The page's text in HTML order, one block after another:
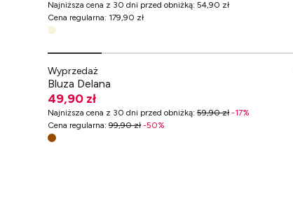
Najniższa cena z 30 dni przed obniżką: 54,90 zł
Cena regularna: 179,90 zł
Wyprzedaż
Bluza Delana
49,90 zł
Najniższa cena z 30 dni przed obniżką: 59,90 zł -17%
Cena regularna: 99,90 zł -50%